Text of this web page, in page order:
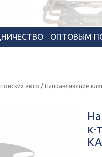
ОПТОВЫМ
авто /Направляющие
к-